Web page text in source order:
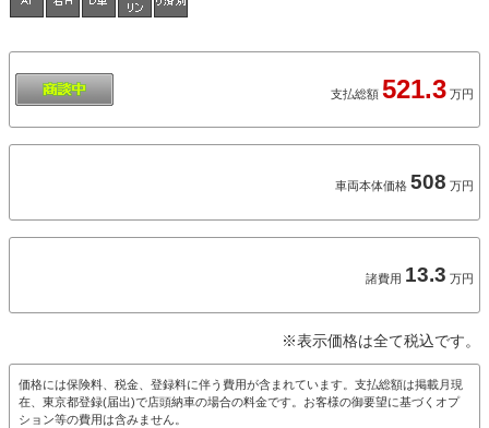
支払総額 521.3 万円
車両本体価格 508 万円
諸費用 13.3 万円
※表示価格は全て税込です。
価格には保険料、税金、登録料に伴う費用が含まれています。支払総額は掲載月現
在、東京都登録(届出)で店頭納車の場合の料金です。お客様の御要望に基づくオプ
ション等の費用は含みません。